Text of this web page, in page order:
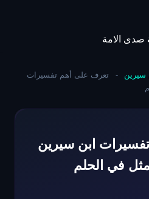
content
صدى الامة
سيرين -
تعرف على أهم تفسيرات
ابن سيرين
في الحلم